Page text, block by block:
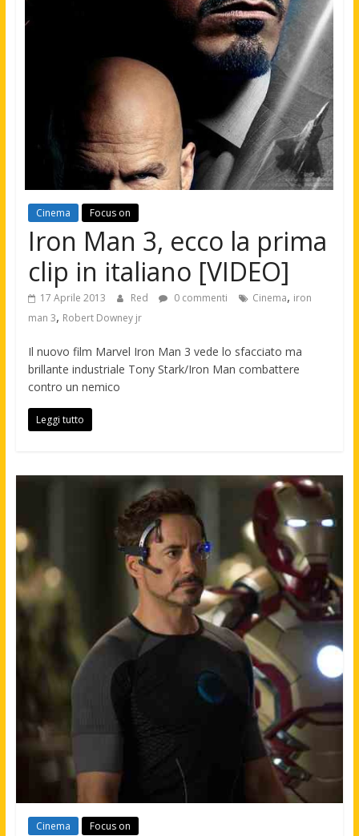
Cinema Focus on
Iron Man 3, ecco la prima
clip in italiano [VIDEO]
17 Aprile 2013 Red 0 commenti Cinema, iron
man 3, Robert Downey jr
Il nuovo film Marvel Iron Man 3 vede lo sfacciato ma
brillante industriale Tony Stark/Iron Man combattere
contro un nemico
Leggi tutto
Cinema Focus on